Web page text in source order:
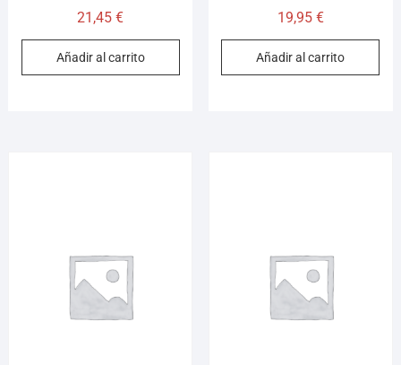
21,45€
Añadir al carrito
19,95 €
Añadir al carrito